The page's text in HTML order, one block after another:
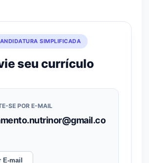
SIMPLIFICADA
seu currículo
SE POR E-MAIL
E-mail